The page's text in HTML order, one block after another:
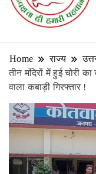
Home राज्य
तीन मंदिरों में हुई चोरी
वाला कबाड़ी गिरफ्तार !